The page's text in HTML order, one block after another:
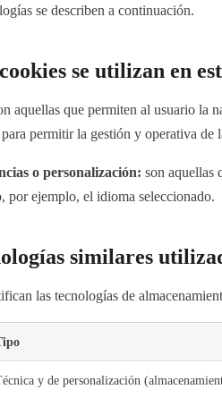
se describen a continuación.
se utilizan en
aquellas que permiten al usuario la
permitir la gestión y operativa
o personalización: son aquellas
por ejemplo, el idioma seleccionado.
similares
las tecnologías de
y de personalización